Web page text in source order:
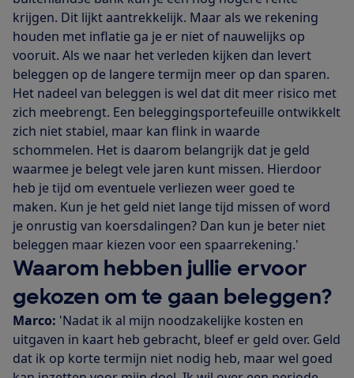
krijgen. Dit lijkt aantrekkelijk. Maar als we rekening
houden met inflatie ga je er niet of nauwelijks op
vooruit. Als we naar het verleden kijken dan levert
beleggen op de langere termijn meer op dan sparen.
Het nadeel van beleggen is wel dat dit meer risico met
zich meebrengt. Een beleggingsportefeuille ontwikkelt
zich niet stabiel, maar kan flink in waarde
schommelen. Het is daarom belangrijk dat je geld
waarmee je belegt vele jaren kunt missen. Hierdoor
heb je tijd om eventuele verliezen weer goed te
maken. Kun je het geld niet lange tijd missen of word
je onrustig van koersdalingen? Dan kun je beter niet
beleggen maar kiezen voor een spaarrekening.'
Waarom hebben jullie ervoor
gekozen om te gaan beleggen?
Marco: 'Nadat ik al mijn noodzakelijke kosten en
uitgaven in kaart heb gebracht, bleef er geld over. Geld
dat ik op korte termijn niet nodig heb, maar wel goed